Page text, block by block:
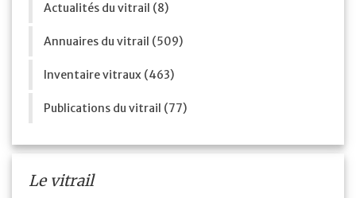
Actualités du vitrail (8)
Annuaires du vitrail (509)
Inventaire vitraux (463)
Publications du vitrail (77)
Le vitrail